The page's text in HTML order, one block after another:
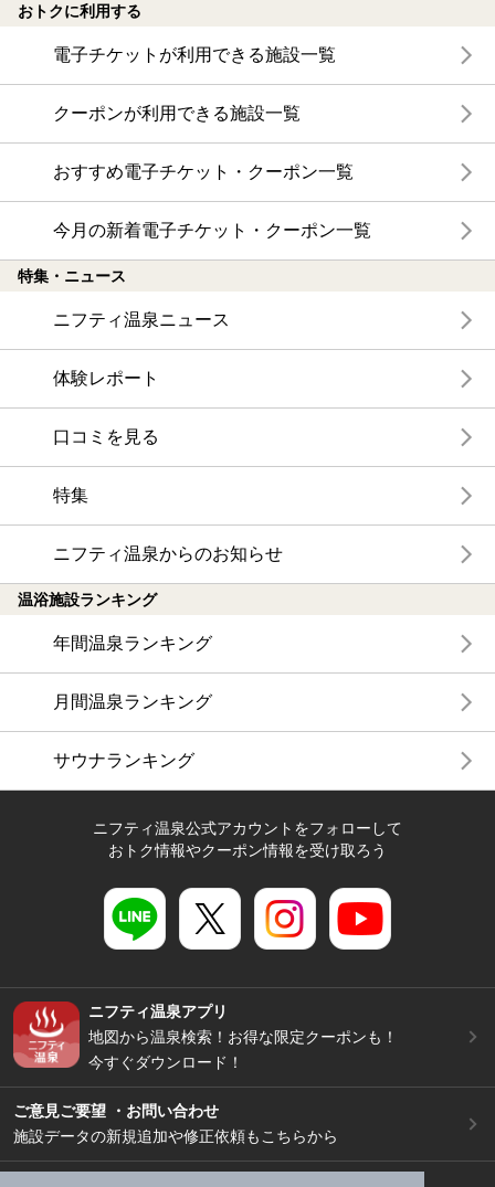
おトクに利用する
電子チケットが利用できる施設一覧
クーポンが利用できる施設一覧
おすすめ電子チケット・クーポン一覧
今月の新着電子チケット・クーポン一覧
特集・ニュース
ニフティ温泉ニュース
体験レポート
口コミを見る
特集
ニフティ温泉からのお知らせ
温浴施設ランキング
年間温泉ランキング
月間温泉ランキング
サウナランキング
ニフティ温泉公式アカウントをフォローして
おトク情報やクーポン情報を受け取ろう
ニフティ温泉アプリ
地図から温泉検索！お得な限定クーポンも！
今すぐダウンロード！
ご意見ご要望 ・お問い合わせ
施設データの新規追加や修正依頼もこちらから